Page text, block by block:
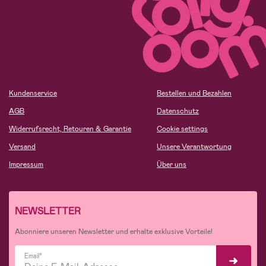
Kundenservice
AGB
Widerrufsrecht, Retouren & Garantie
Versand
Impressum
Bestellen und Bezahlen
Datenschutz
Cookie settings
Unsere Verantwortung
Über uns
NEWSLETTER
Abonniere unseren Newsletter und erhalte exklusive Vorteile!
Email*